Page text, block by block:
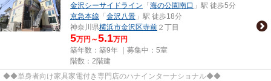
金沢シーサイドライン 「 海の公園南口 」駅 徒歩5分
京急本線 「 金沢八景 」駅 徒歩18分
神奈川県横浜市金沢区寺前 ２丁目
5万円～5.1万円
築年数：築9年 ｜募集中： 5室
階数：2階建
◆◆単身者向け家具家電付き専門店のハナインターナショナル◆◆